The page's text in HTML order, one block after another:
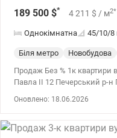
189 500 $* 4 211 $ / м2*
Однокімнатна 45/10/8
Біля метро Новобудова
Продаж Без % 1к квартири
Павла II 12 Печерський р-н
де кожен елемент
Оновлено: 18.06.2026